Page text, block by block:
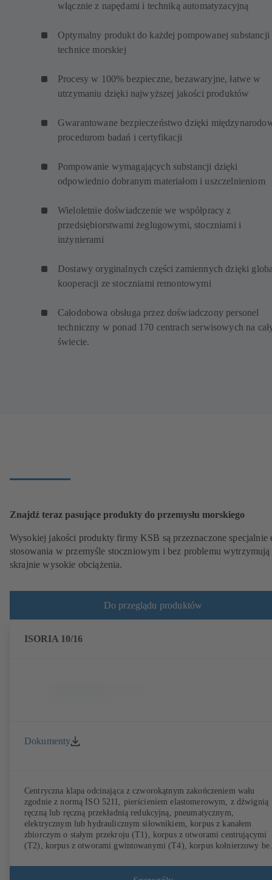
włącznie z napędami i techniką automatyzacyjną
Optymalny produkt do każdej pompowanej
technice morskiej
Procesy w 100% bezpieczne, bezawaryjne, łatwe w
utrzymaniu dzięki najwyższej jakości produktów
Gwarantowane bezpieczeństwo dzięki
procedurom badań i certyfikacji
Pompowanie wymagających substancji dzięki
odpowiednio dobranym materiałom i uszczelnieniom
Wieloletnie doświadczenie we współpracy z
przedsiębiorstwami żeglugowymi, stoczniami i
inżynierami
Dostawy oryginalnych części zamiennych dzięki
kooperacji ze stoczniami remontowymi
Całodobowa obsługa przez doświadczony personel
techniczny w ponad 170 centrach serwisowych na
świecie.
Znajdź teraz pasujące produkty do przemysłu morskiego
Wysokiej jakości produkty firmy KSB są przeznaczone specjalnie
stosowania w przemyśle stoczniowym i bez problemu wytrzymują
skrajnie wysokie obciążenia.
Do przeglądu produktów
ISORIA 10/16
Dokumenty
Centryczna klapa odcinająca z czworokątnym zakończeniem wału
zgodnie z normą ISO 5211, pierścieniem elastomerowym, z dźwignią
ręczną lub ręczną przekładnią redukcyjną, pneumatycznym,
elektrycznym lub hydraulicznym siłownikiem, korpus z kanałem
zbiorczym o stałym przekroju (T1), korpus z otworami centrującymi
(T2), korpus z otworami gwintowanymi (T4), korpus kołnierzowy
podłączanie kołnierza i montaż jako armatura końcowa z